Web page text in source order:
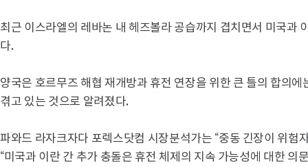
최근 이스라엘의 레바논 내 헤즈볼라 공습까지 겹치면서 미국과
다.
양국은 호르무즈 해협 재개방과 휴전 연장을 위한 큰 틀의 합의
겪고 있는 것으로 알려졌다.
파와드 라자크자다 포렉스닷컴 시장분석가는 “중동 긴장이 위험
“미국과 이란 간 추가 충돌은 휴전 체제의 지속 가능성에 대한 의